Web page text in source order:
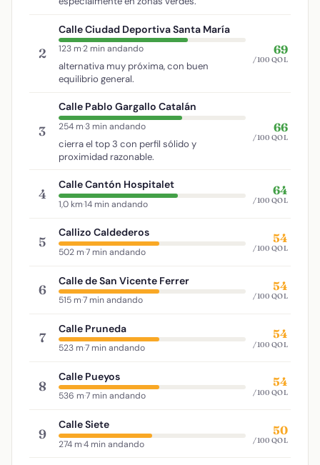
2
Calle Ciudad Deportiva Santa María
123 m·2 min andando
alternativa muy próxima, con buen
equilibrio general.
69
/100 QOL
3
Calle Pablo Gargallo Catalán
254 m·3 min andando
cierra el top 3 con perfil sólido y
proximidad razonable.
66
/100 QOL
4
Calle Cantón Hospitalet
1,0 km·14 min andando
64
/100 QOL
5
Callizo Caldederos
502 m·7 min andando
54
/100 QOL
6
Calle de San Vicente Ferrer
515 m·7 min andando
54
/100 QOL
7
Calle Pruneda
523 m·7 min andando
54
/100 QOL
8
Calle Pueyos
536 m·7 min andando
54
/100 QOL
9
Calle Siete
274 m·4 min andando
50
/100 QOL